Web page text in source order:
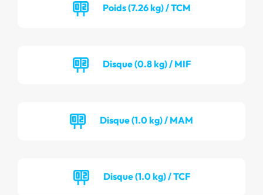
Poids (7.26 kg) / TCM
Disque (0.8 kg) / MIF
Disque (1.0 kg) / MAM
Disque (1.0 kg) / TCF